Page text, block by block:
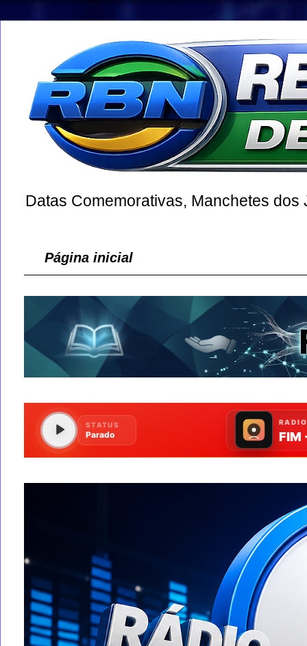
Datas Comemorativas, Manchetes
Página inicial